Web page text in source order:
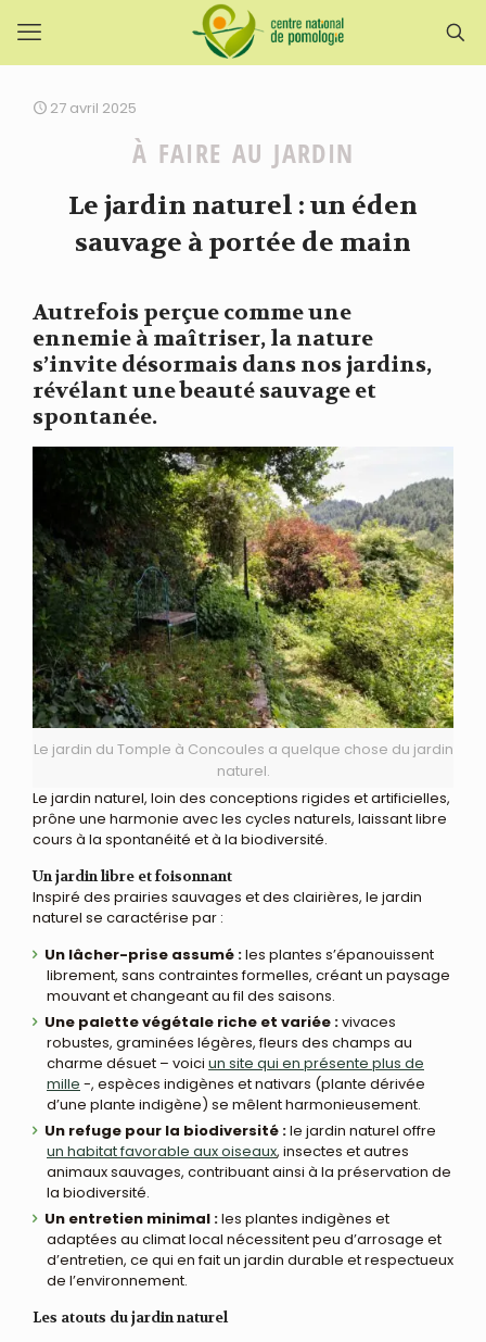
27 avril 2025
À FAIRE AU JARDIN
Le jardin naturel : un éden
sauvage à portée de main
Autrefois perçue comme une
ennemie à maîtriser, la nature
s’invite désormais dans nos jardins,
révélant une beauté sauvage et
spontanée.
Le jardin du Tomple à Concoules a quelque chose du jardin
naturel.
Le jardin naturel, loin des conceptions rigides et artificielles,
prône une harmonie avec les cycles naturels, laissant libre
cours à la spontanéité et à la biodiversité.
Un jardin libre et foisonnant
Inspiré des prairies sauvages et des clairières, le jardin
naturel se caractérise par :
Un lâcher-prise assumé :les plantes s’épanouissent
librement, sans contraintes formelles, créant un paysage
mouvant et changeant au fil des saisons.
Une palette végétale riche et variée :vivaces
robustes, graminées légères, fleurs des champs au
charme désuet – voici un site qui en présente plus de
mille -, espèces indigènes et nativars (plante dérivée
d’une plante indigène) se mêlent harmonieusement.
Un refuge pour la biodiversité :le jardin naturel offre
un habitat favorable aux oiseaux, insectes et autres
animaux sauvages, contribuant ainsi à la préservation de
la biodiversité.
Un entretien minimal :les plantes indigènes et
adaptées au climat local nécessitent peu d’arrosage et
d’entretien, ce qui en fait un jardin durable et respectueux
de l’environnement.
Les atouts du jardin naturel